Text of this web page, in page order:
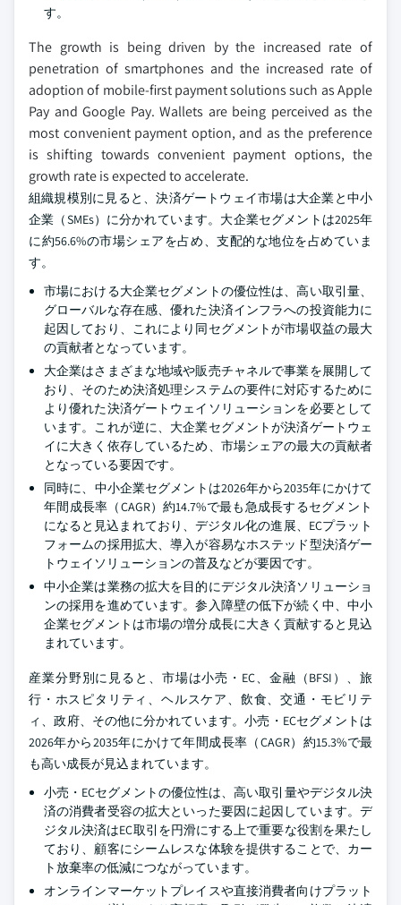
す。
The growth is being driven by the increased rate of
penetration of smartphones and the increased rate of
adoption of mobile-first payment solutions such as Apple
Pay and Google Pay. Wallets are being perceived as the
most convenient payment option, and as the preference
is shifting towards convenient payment options, the
growth rate is expected to accelerate.
組織規模別に見ると、決済ゲートウェイ市場は大企業と中小
企業（SMEs）に分かれています。大企業セグメントは2025年
に約56.6%の市場シェアを占め、支配的な地位を占めていま
す。
市場における大企業セグメントの優位性は、高い取引量、
グローバルな存在感、優れた決済インフラへの投資能力に
起因しており、これにより同セグメントが市場収益の最大
の貢献者となっています。
大企業はさまざまな地域や販売チャネルで事業を展開して
おり、そのため決済処理システムの要件に対応するために
より優れた決済ゲートウェイソリューションを必要として
います。これが逆に、大企業セグメントが決済ゲートウェ
イに大きく依存しているため、市場シェアの最大の貢献者
となっている要因です。
同時に、中小企業セグメントは2026年から2035年にかけて
年間成長率（CAGR）約14.7%で最も急成長するセグメント
になると見込まれており、デジタル化の進展、ECプラット
フォームの採用拡大、導入が容易なホステッド型決済ゲー
トウェイソリューションの普及などが要因です。
中小企業は業務の拡大を目的にデジタル決済ソリューショ
ンの採用を進めています。参入障壁の低下が続く中、中小
企業セグメントは市場の増分成長に大きく貢献すると見込
まれています。
産業分野別に見ると、市場は小売・EC、金融（BFSI）、旅
行・ホスピタリティ、ヘルスケア、飲食、交通・モビリテ
ィ、政府、その他に分かれています。小売・ECセグメントは
2026年から2035年にかけて年間成長率（CAGR）約15.3%で最
も高い成長が見込まれています。
小売・ECセグメントの優位性は、高い取引量やデジタル決
済の消費者受容の拡大といった要因に起因しています。デ
ジタル決済はEC取引を円滑にする上で重要な役割を果たし
ており、顧客にシームレスな体験を提供することで、カー
ト放棄率の低減につながっています。
オンラインマーケットプレイスや直接消費者向けプラット